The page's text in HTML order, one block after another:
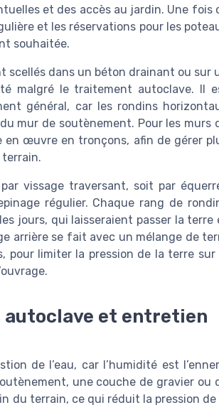
et des accès au jardin. Une fois
et les réservations pour les
souhaitée.
scellés dans un béton drainant ou sur
malgré le traitement autoclave. Il
général, car les rondins
mur de soutènement. Pour les murs
œuvre en tronçons, afin de gérer
vissage traversant, soit par
régulier. Chaque rang de
jours, qui laisseraient passer la terre
arrière se fait avec un mélange de
pour limiter la pression de la terre sur
autoclave et entretien
de l’eau, car l’humidité est
une couche de gravier ou
du terrain, ce qui réduit la pression de